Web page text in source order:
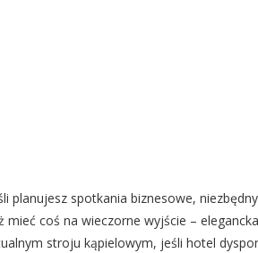
spotkania biznesowe,
coś na wieczorne wyjście –
stroju kąpielowym, jeśli hotel